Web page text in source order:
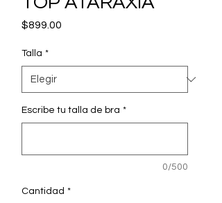
$899.00
Talla *
Escribe tu talla de bra *
0/500
Cantidad *